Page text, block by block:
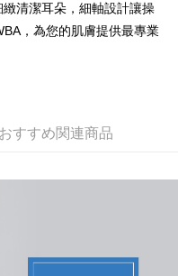
さい。
はご指定の住所に配送されま
SMSが届きます。アプリ会員
のため、商品到着の有無に関
料
料
清潔耳朵，細軸設計讓操
，為您的肌膚提供最專業
おすすめ関連商品